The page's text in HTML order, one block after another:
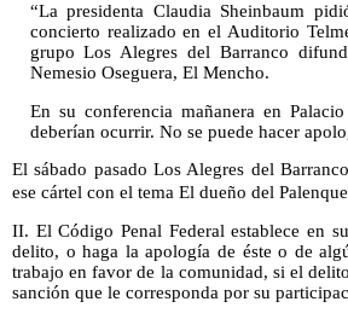
“La presidenta Claudia Sheinbaum
concierto realizado en el Auditorio
grupo Los Alegres del Barranco
Nemesio Oseguera, El Mencho.
En su conferencia mañanera en
deberían ocurrir. No se puede hacer
El sábado pasado Los Alegres del
ese cártel con el tema El dueño del
II. El Código Penal Federal establece en
delito, o haga la apología de éste o de
trabajo en favor de la comunidad, si el
sanción que le corresponda por su